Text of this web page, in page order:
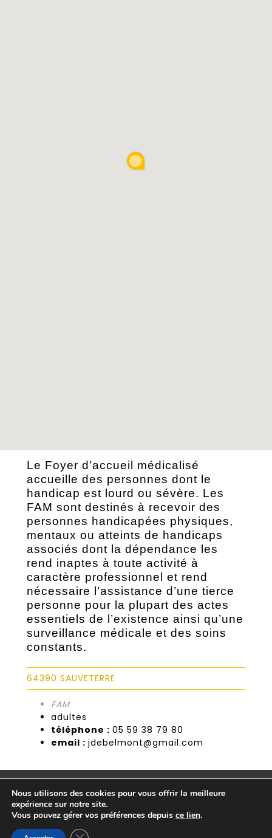
Le Foyer d’accueil médicalisé
accueille des personnes dont le
handicap est lourd ou sévère. Les
FAM sont destinés à recevoir des
personnes handicapées physiques,
mentaux ou atteints de handicaps
associés dont la dépendance les
rend inaptes à toute activité à
caractère professionnel et rend
nécessaire l’assistance d’une tierce
personne pour la plupart des actes
essentiels de l’existence ainsi qu’une
surveillance médicale et des soins
constants.
64390 SAUVETERRE
FAM
adultes
téléphone :05 59 38 79 80
email :jdebelmont@gmail.com
FAVEUR DES PERSONNES PRÉSENTANT UNE
SOUFFRANCE OU UN HANDICAP
PSYCHIQUE.
Nous utilisons des cookies pour vous offrir la meilleure
expérience sur notre site.
Vous pouvez gérer vos préférences depuis ce lien.
Fermer la bannière des cookies GDPR